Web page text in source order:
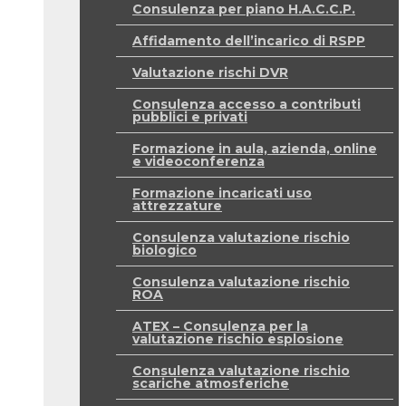
Consulenza per piano H.A.C.C.P.
Affidamento dell’incarico di RSPP
Valutazione rischi DVR
Consulenza accesso a contributi
pubblici e privati
Formazione in aula, azienda, online
e videoconferenza
Formazione incaricati uso
attrezzature
Consulenza valutazione rischio
biologico
Consulenza valutazione rischio
ROA
ATEX – Consulenza per la
valutazione rischio esplosione
Consulenza valutazione rischio
scariche atmosferiche